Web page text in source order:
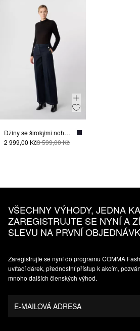
Džíny se širokými nohavicemi a ozdobnými knoflíky
2 999,00 Kč3 599,00 Kč
VŠECHNY VÝHODY, JEDNA
ZAREGISTRUJTE SE NYNÍ A
SLEVU NA PRVNÍ
Zaregistrujte se nyní do programu COMMA
uvítací dárek, přednostní přístup k akcím,
mnoho dalších členských výhod.
E-MAILOVÁ ADRESA